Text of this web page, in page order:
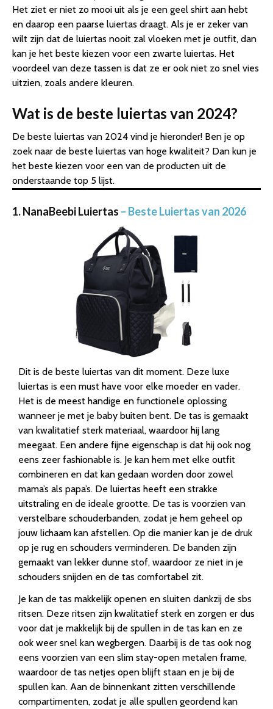
Het ziet er niet zo mooi uit als je een geel shirt aan hebt
en daarop een paarse luiertas draagt. Als je er zeker van
wilt zijn dat de luiertas nooit zal vloeken met je outfit, dan
kan je het beste kiezen voor een zwarte luiertas. Het
voordeel van deze tassen is dat ze er ook niet zo snel vies
uitzien, zoals andere kleuren.
Wat is de beste luiertas van 2024?
De beste luiertas van 2024 vind je hieronder! Ben je op
zoek naar de beste luiertas van hoge kwaliteit? Dan kun je
het beste kiezen voor een van de producten uit de
onderstaande top 5 lijst.
1. NanaBeebi Luiertas – Beste Luiertas van 2026
Dit is de beste luiertas van dit moment. Deze luxe
luiertas is een must have voor elke moeder en vader.
Het is de meest handige en functionele oplossing
wanneer je met je baby buiten bent. De tas is gemaakt
van kwalitatief sterk materiaal, waardoor hij lang
meegaat. Een andere fijne eigenschap is dat hij ook nog
eens zeer fashionable is. Je kan hem met elke outfit
combineren en dat kan gedaan worden door zowel
mama’s als papa’s. De luiertas heeft een strakke
uitstraling en de ideale grootte. De tas is voorzien van
verstelbare schouderbanden, zodat je hem geheel op
jouw lichaam kan afstellen. Op die manier kan je de druk
op je rug en schouders verminderen. De banden zijn
gemaakt van lekker dunne stof, waardoor ze niet in je
schouders snijden en de tas comfortabel zit.
Je kan de tas makkelijk openen en sluiten dankzij de sbs
ritsen. Deze ritsen zijn kwalitatief sterk en zorgen er dus
voor dat je makkelijk bij de spullen in de tas kan en ze
ook weer snel kan wegbergen. Daarbij is de tas ook nog
eens voorzien van een slim stay-open metalen frame,
waardoor de tas netjes open blijft staan en je bij de
spullen kan. Aan de binnenkant zitten verschillende
compartimenten, zodat je alle spullen geordend kan